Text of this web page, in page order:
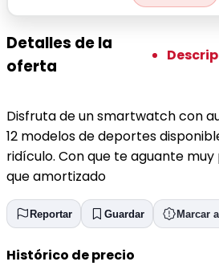
Detalles de la
oferta
Disfruta de un smartwatch con
12 modelos de deportes
ridículo. Con que te aguante
que amortizado
Reportar Guardar Marcar
Histórico de precio